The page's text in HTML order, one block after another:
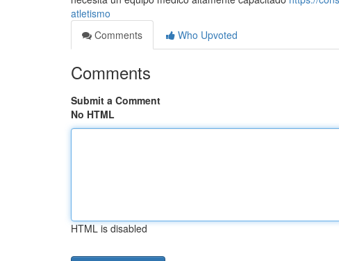
atletismo
Comments
Who Upvoted
Comments
Submit a Comment
No HTML
HTML is disabled